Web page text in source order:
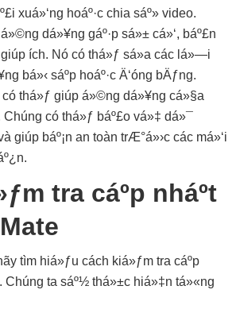
xuá»‘ng hoáº·c chia sáº» video.
dá»¥ng gáº·p sá»± cá»‘, báº£n
giúp ích. Nó có thá»ƒ sá»­a các lá»—i
bá»‹ sáº­p hoáº·c Ä‘óng bÄƒng.
có thá»ƒ giúp á»©ng dá»¥ng cá»§a
Chúng có thá»ƒ báº£o vá»‡ dá»¯
giúp báº¡n an toàn trÆ°á»›c các má»‘i
tra cáº­p nháº­t
tìm hiá»ƒu cách kiá»ƒm tra cáº­p
Chúng ta sáº½ thá»±c hiá»‡n tá»«ng